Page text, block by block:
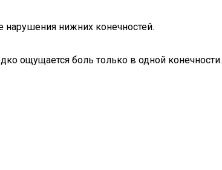
нижних конечностей.
ощущается боль только в одной конечности.